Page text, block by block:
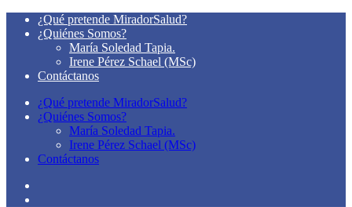
¿Qué pretende MiradorSalud?
¿Quiénes Somos?
María Soledad Tapia.
Irene Pérez Schael (MSc)
Contáctanos
¿Qué pretende MiradorSalud?
¿Quiénes Somos?
María Soledad Tapia.
Irene Pérez Schael (MSc)
Contáctanos